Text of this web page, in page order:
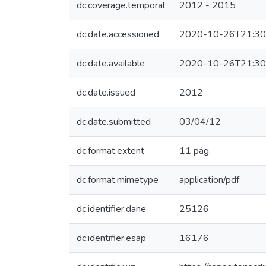
dc.coverage.temporal 2012 - 2015
dc.date.accessioned 2020-10-
dc.date.available 2020-10-
dc.date.issued 2012
dc.date.submitted 03/04/12
dc.format.extent 11 pág.
dc.format.mimetype application/pdf
dc.identifier.dane 25126
dc.identifier.esap 16176